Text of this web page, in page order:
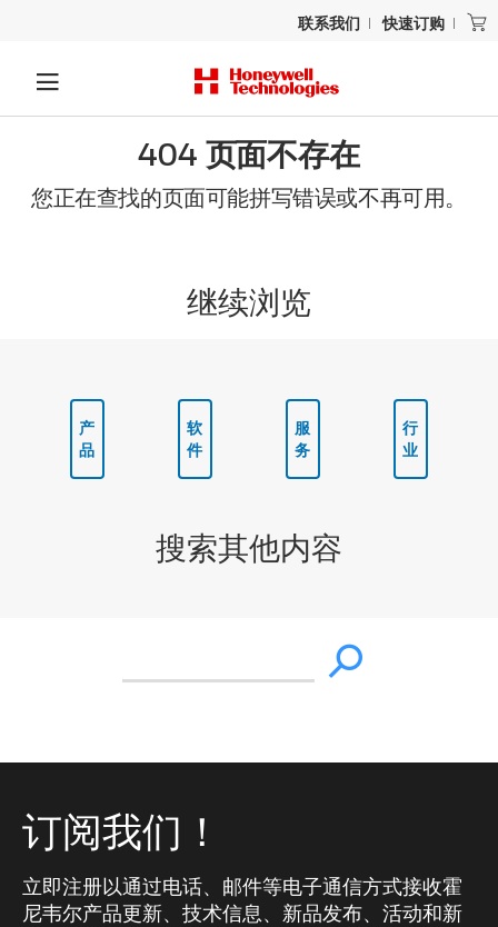
联系我们 快速订购
404 页面不存在
您正在查找的页面可能拼写错误或不再可用。
继续浏览
产
品
软
件
服
务
行
业
搜索其他内容
订阅我们！
立即注册以通过电话、邮件等电子通信方式接收霍
尼韦尔产品更新、技术信息、新品发布、活动和新